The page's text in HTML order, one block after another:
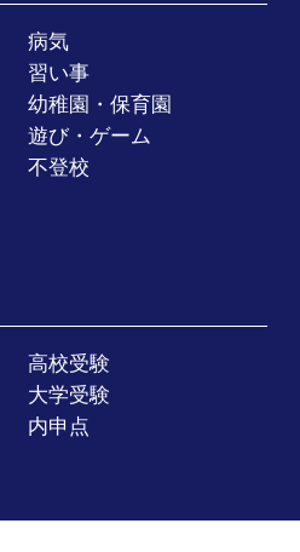
病気
習い事
幼稚園・保育園
遊び・ゲーム
不登校
高校受験
大学受験
内申点